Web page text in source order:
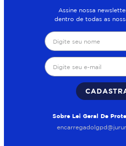
Assine nossa
dentro de todas as
Sobre Lei Geral De